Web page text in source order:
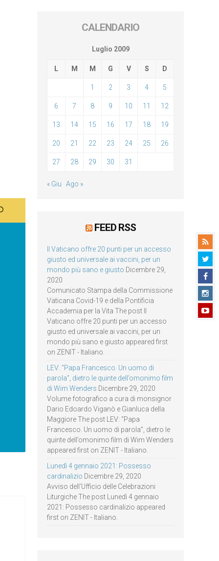
CALENDARIO
Luglio 2009
L M M G V S D
1 2 3 4 5
6 7 8 9 10 11 12
13 14 15 16 17 18 19
20 21 22 23 24 25 26
27 28 29 30 31
« Giu Ago »
FEED RSS
Il Vaticano offre 20 punti per un accesso
giusto ed universale ai vaccini, per un
mondo più sano e giusto Dicembre 29,
2020
Comunicato Stampa della Commissione
Vaticana Covid-19 e della Pontificia
Accademia per la Vita The post Il
Vaticano offre 20 punti per un accesso
giusto ed universale ai vaccini, per un
mondo più sano e giusto appeared first
on ZENIT - Italiano.
LEV: “Papa Francesco. Un uomo di
parola”, dietro le quinte dell’omonimo film
di Wim Wenders Dicembre 29, 2020
Volume fotografico a cura di monsignor
Dario Edoardo Viganò e Gianluca della
Maggiore The post LEV: “Papa
Francesco. Un uomo di parola”, dietro le
quinte dell’omonimo film di Wim Wenders
appeared first on ZENIT - Italiano.
Lunedì 4 gennaio 2021: Possesso
cardinalizio Dicembre 29, 2020
Avviso dell’Ufficio delle Celebrazioni
Liturgiche The post Lunedì 4 gennaio
2021: Possesso cardinalizio appeared
first on ZENIT - Italiano.